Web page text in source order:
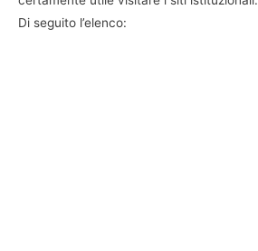
Di seguito l’elenco: